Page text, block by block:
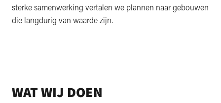
sterke samenwerking vertalen we plannen naar gebouwen
die langdurig van waarde zijn.
WAT WIJ DOEN